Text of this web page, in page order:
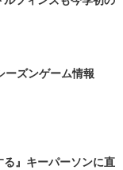
ーズンゲーム情報
る』キーパーソンに直